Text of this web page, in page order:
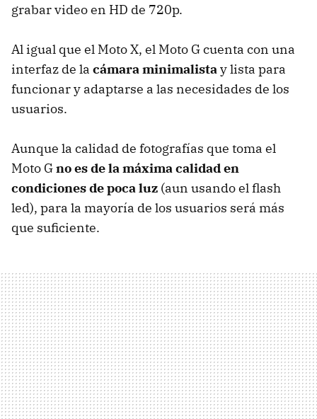
grabar video en HD de 720p.
Al igual que el Moto X, el Moto G cuenta con una
interfaz de la cámara minimalistay lista para
funcionar y adaptarse a las necesidades de los
usuarios.
Aunque la calidad de fotografías que toma el
Moto Gno es de la máxima calidad en
condiciones de poca luz (aun usando el flash
led), para la mayoría de los usuarios será más
que suficiente.